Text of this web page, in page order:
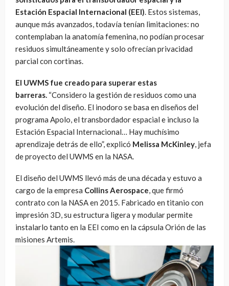
Estación Espacial Internacional (EEI). Estos sistemas,
aunque más avanzados, todavía tenían limitaciones: no
contemplaban la anatomía femenina, no podían procesar
residuos simultáneamente y solo ofrecían privacidad
parcial con cortinas.
El UWMS fue creado para superar estas
barreras. “Considero la gestión de residuos como una
evolución del diseño. El inodoro se basa en diseños del
programa Apolo, el transbordador espacial e incluso la
Estación Espacial Internacional… Hay muchísimo
aprendizaje detrás de ello”, explicó Melissa McKinley, jefa
de proyecto del UWMS en la NASA.
El diseño del UWMS llevó más de una década y estuvo a
cargo de la empresa Collins Aerospace, que firmó
contrato con la NASA en 2015. Fabricado en titanio con
impresión 3D, su estructura ligera y modular permite
instalarlo tanto en la EEI como en la cápsula Orión de las
misiones Artemis.